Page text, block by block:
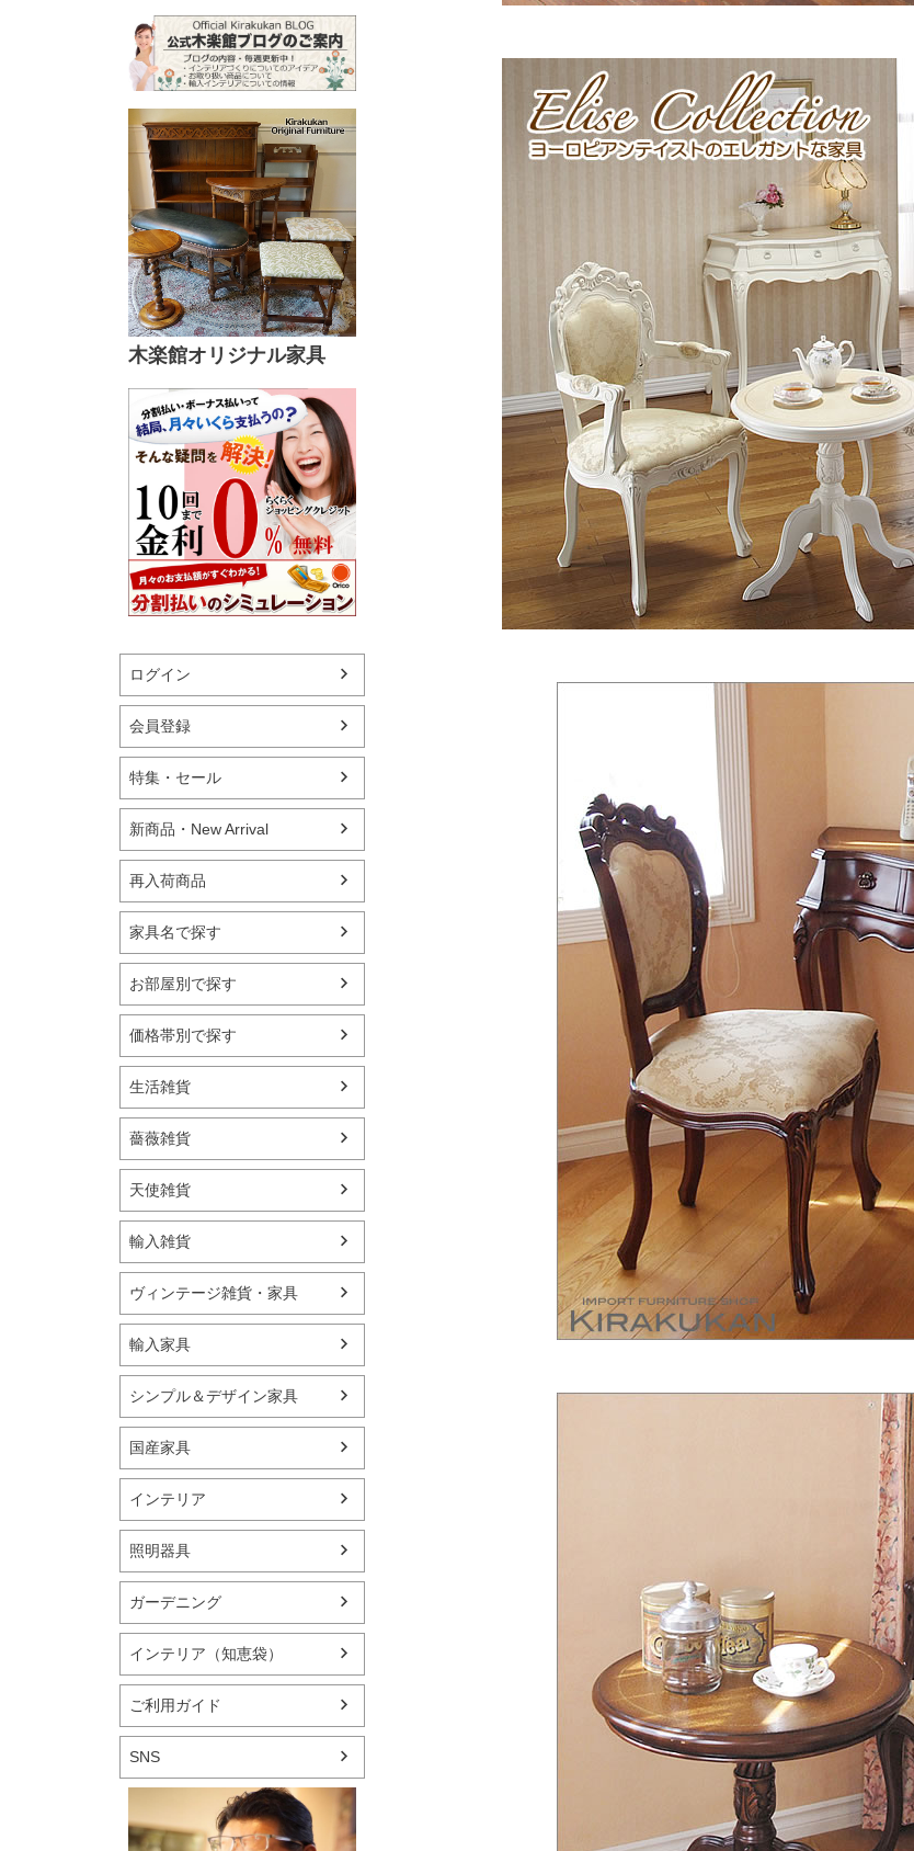
木楽館オリジナル家具
ログイン
会員登録
特集・セール
新商品・New Arrival
再入荷商品
家具名で探す
お部屋別で探す
価格帯別で探す
生活雑貨
薔薇雑貨
天使雑貨
輸入雑貨
ヴィンテージ雑貨・家具
輸入家具
シンプル＆デザイン家具
国産家具
インテリア
照明器具
ガーデニング
インテリア（知恵袋）
ご利用ガイド
SNS